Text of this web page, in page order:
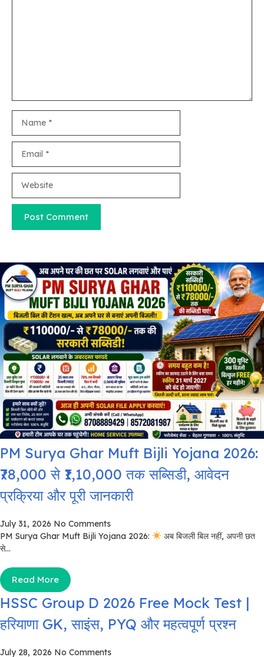
PM Surya Ghar Muft Bijli Yojana 2026:
₹78,000 से ₹1,10,000 तक सब्सिडी, आवेदन
प्रक्रिया और पूरी जानकारी
July 31, 2026 No Comments
PM Surya Ghar Muft Bijli Yojana 2026:
अब बिजली बिल नहीं, अपनी छत
से...
Read More
HSSC Group D 2026 Free Mock Test |
हरियाणा GK, साइंस, PYQ और महत्वपूर्ण प्रश्न
July 28, 2026 No Comments